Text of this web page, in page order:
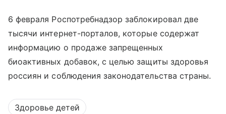
6 февраля Роспотребнадзор заблокировал две
тысячи интернет-порталов, которые содержат
информацию о продаже запрещенных
биоактивных добавок, с целью защиты здоровья
россиян и соблюдения законодательства страны.
Здоровье детей